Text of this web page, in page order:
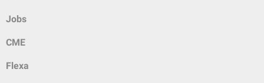
Jobs
CME
Flexa